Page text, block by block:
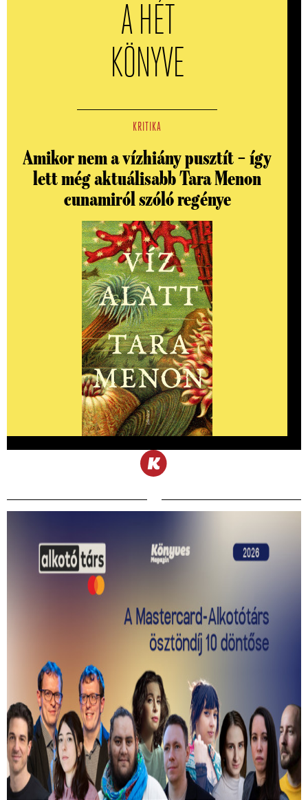
A HÉT
KÖNYVE
KRITIKA
Amikor nem a vízhiány pusztít – így
lett még aktuálisabb Tara Menon
cunamiról szóló regénye
Kiválasztották a 2026-os Mastercard -
Alkotótárs ösztöndíj 10 döntősét!
Közülük kerül ki a két győztes.